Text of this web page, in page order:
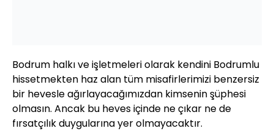
Bodrum halkı ve işletmeleri olarak kendini Bodrumlu
hissetmekten haz alan tüm misafirlerimizi benzersiz
bir hevesle ağırlayacağımızdan kimsenin şüphesi
olmasın. Ancak bu heves içinde ne çıkar ne de
fırsatçılık duygularına yer olmayacaktır.